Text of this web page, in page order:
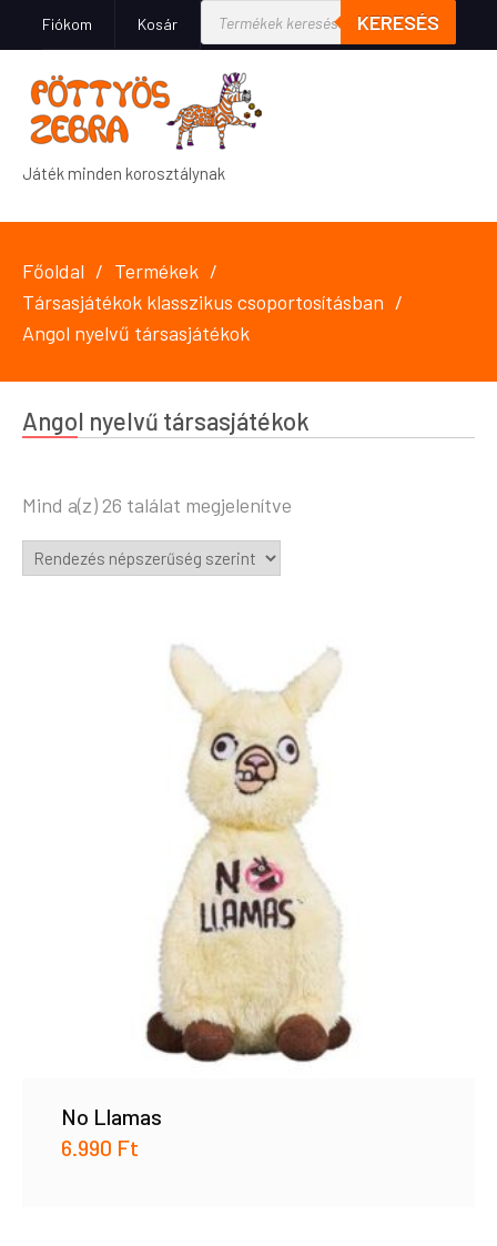
Fiókom Kosár KERESÉS
Játék minden korosztálynak
Főoldal
Termékek
Társasjátékok klasszikus csoportosításban
Angol nyelvű társasjátékok
Angol nyelvű társasjátékok
Mind a(z) 26 találat megjelenítve
No Llamas
6.990 Ft